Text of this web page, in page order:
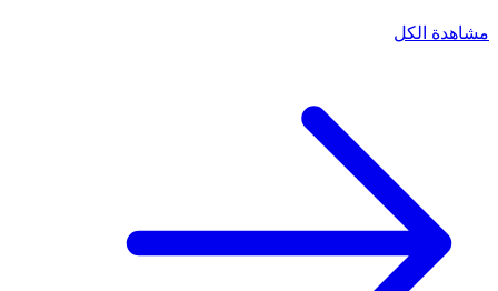
مشاهدة الكل